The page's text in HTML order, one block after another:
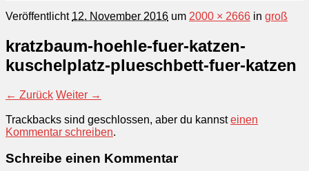
Veröffentlicht 12. November 2016 um 2000 × 2666 in groß
kratzbaum-hoehle-fuer-katzen-
kuschelplatz-plueschbett-fuer-katzen
← Zurück Weiter →
Trackbacks sind geschlossen, aber du kannsteinen
Kommentar schreiben.
Schreibe einen Kommentar